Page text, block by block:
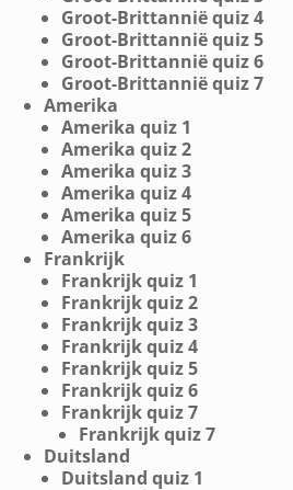
Groot-Brittannië quiz 4
Groot-Brittannië quiz 5
Groot-Brittannië quiz 6
Groot-Brittannië quiz 7
Amerika
Amerika quiz 1
Amerika quiz 2
Amerika quiz 3
Amerika quiz 4
Amerika quiz 5
Amerika quiz 6
Frankrijk
Frankrijk quiz 1
Frankrijk quiz 2
Frankrijk quiz 3
Frankrijk quiz 4
Frankrijk quiz 5
Frankrijk quiz 6
Frankrijk quiz 7
Frankrijk quiz 7
Duitsland
Duitsland quiz 1